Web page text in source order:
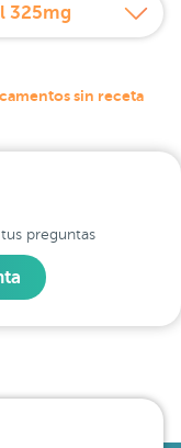
325mg
sin receta
preguntas